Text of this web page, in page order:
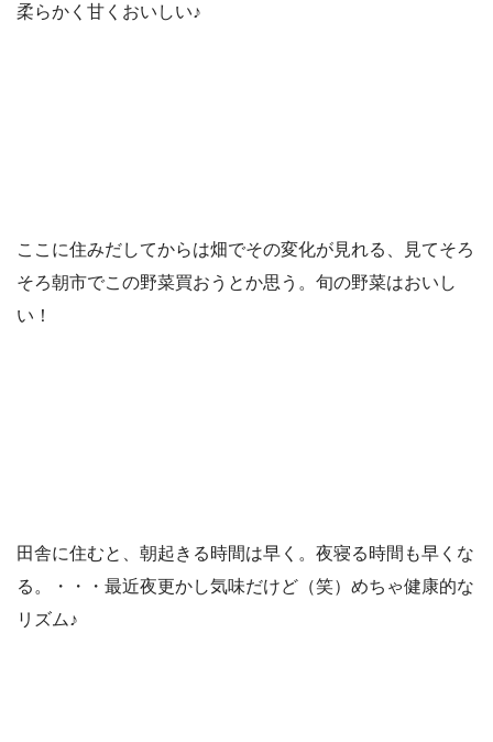
柔らかく甘くおいしい♪
ここに住みだしてからは畑でその変化が見れる、見てそろ
そろ朝市でこの野菜買おうとか思う。旬の野菜はおいし
い！
田舎に住むと、朝起きる時間は早く。夜寝る時間も早くな
る。・・・最近夜更かし気味だけど（笑）めちゃ健康的な
リズム♪